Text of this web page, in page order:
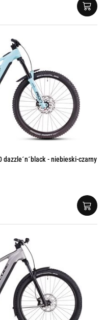
dazzle´n´black - niebieski-czarny